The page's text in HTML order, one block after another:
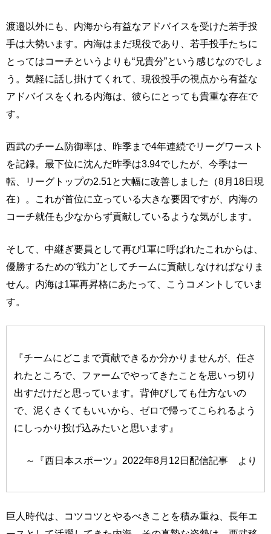
渡邉以外にも、内海から有益なアドバイスを受けた若手投
手は大勢います。内海はまだ現役であり、若手投手たちに
とってはコーチというよりも“兄貴分”という感じなのでしょ
う。気軽に話し掛けてくれて、現役投手の視点から有益な
アドバイスをくれる内海は、彼らにとっても貴重な存在で
す。
西武のチーム防御率は、昨季まで4年連続でリーグワースト
を記録。最下位に沈んだ昨季は3.94でしたが、今季は一
転、リーグトップの2.51と大幅に改善しました（8月18日現
在）。これが首位に立っている大きな要因ですが、内海の
コーチ就任も少なからず貢献しているような気がします。
そして、中継ぎ要員として再び1軍に呼ばれたこれからは、
優勝するための“戦力”としてチームに貢献しなければなりま
せん。内海は1軍再昇格にあたって、こうコメントしていま
す。
『チームにどこまで貢献できるか分かりませんが、任さ
れたところで、ファームでやってきたことを思いっ切り
出すだけだと思っています。背伸びしても仕方ないの
で、泥くさくてもいいから、ゼロで帰ってこられるよう
にしっかり投げ込みたいと思います』
～『西日本スポーツ』2022年8月12日配信記事 より
巨人時代は、コツコツとやるべきことを積み重ね、長年エ